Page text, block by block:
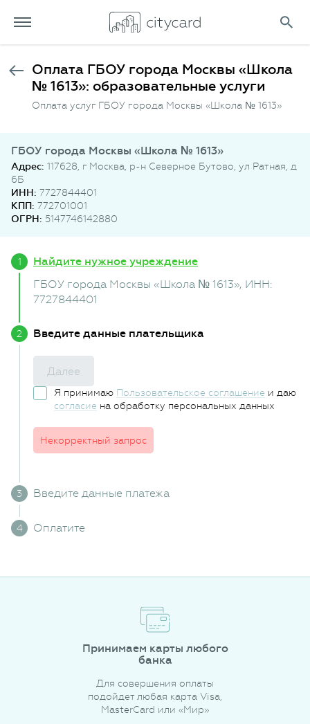
Оплата ГБОУ города Москвы «Школа
№ 1613»: образовательные услуги
Оплата услуг ГБОУ города Москвы «Школа № 1613»
ГБОУ города Москвы «Школа № 1613»
Адрес: 117628, г Москва, р-н Северное Бутово, ул Ратная, д
6Б
ИНН: 7727844401
КПП: 772701001
ОГРН: 5147746142880
Найдите нужное учреждение
ГБОУ города Москвы «Школа № 1613», ИНН:
7727844401
Введите данные плательщика
Далее
Я принимаю Пользовательское соглашение и даю
согласие на обработку персональных данных
Некорректный запрос
Введите данные платежа
Оплатите
Принимаем карты любого
банка
Для совершения оплаты
подойдет любая карта Visa,
MasterCard или «Мир»